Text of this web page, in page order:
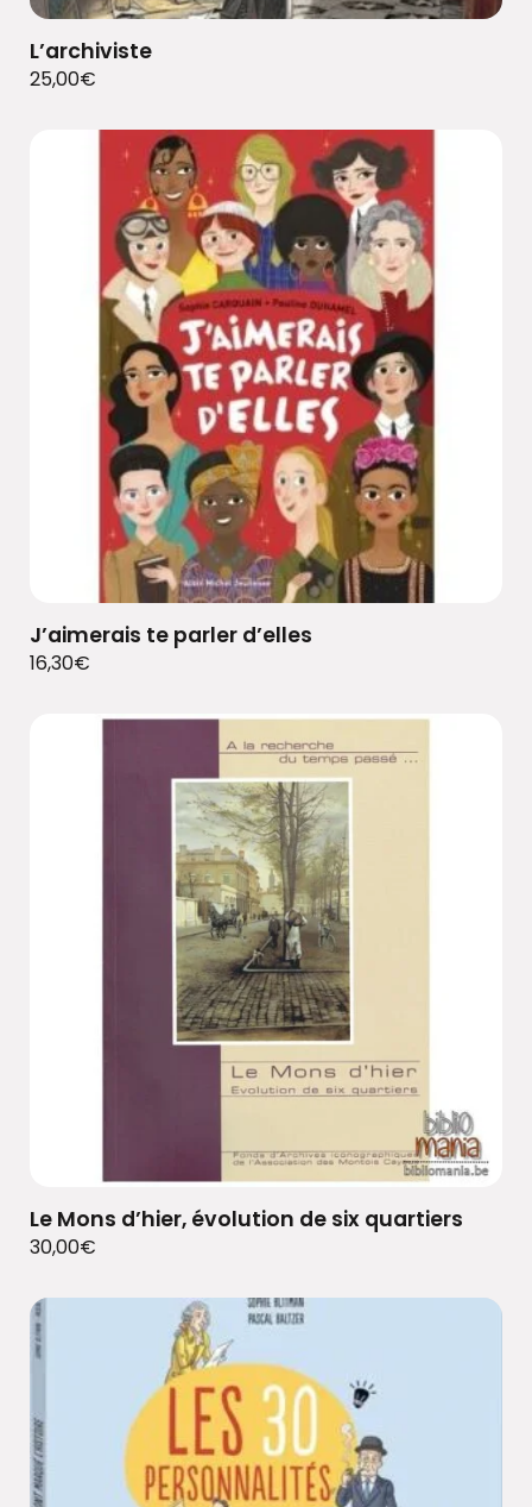
L’archiviste
25,00€
J’aimerais te parler d’elles
16,30€
Le Mons d’hier, évolution de six quartiers
30,00€